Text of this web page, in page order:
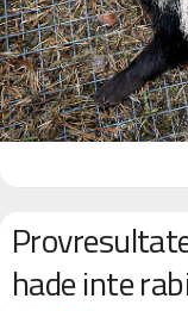
hade inte